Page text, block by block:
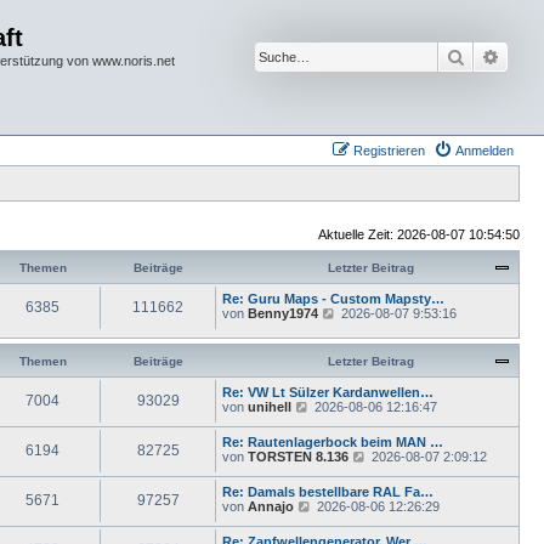
von www.noris.net Suche
Anmelden
Registrieren
Aktuelle Zeit: 2026-08-07 10:54:50
Themen Beiträge Letzter Beitrag
6385 111662
Re: Guru Maps - Custom Mapsty…
von Benny1974
N
u
s
t
e
r
B
e
i
r
a
g
2026-08-07 9:53:16
Themen Beiträge Letzter Beitrag
7004 93029
Re: VW Lt Sülzer Kardanwellen…
von unihell
N
e
s
t
e
r
e
2026-08-06 12:16:47
6194 82725
Re: Rautenlagerbock beim MAN …
von TORSTEN 8.136
N
u
e
s
t
2026-08-07 2:09:12
5671 97257
Re: Damals bestellbare RAL Fa…
von Annajo
N2026-08-06 12:26:29
Re: Zapfwellengenerator. Wer …